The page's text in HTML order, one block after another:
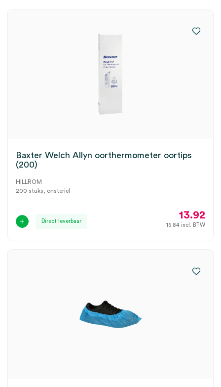
Baxter Welch Allyn oorthermometer oortips
(200)
HILLROM
200 stuks, onsteriel
Direct leverbaar
13.92
16.84 incl. BTW